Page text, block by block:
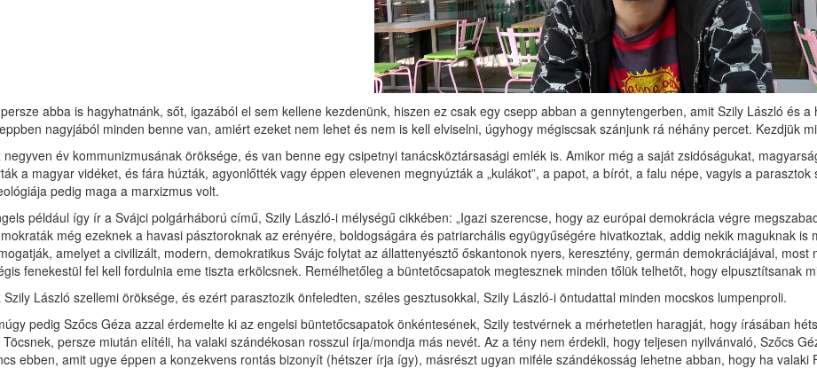
abba is hagyhatnánk, sőt, igazából el sem kellene kezdenünk, hiszen ez csak egy csepp abban a gennytengerben, amit Szily László és
nagyjából minden benne van, amiért ezeket nem lehet és nem is kell elviselni, úgyhogy mégiscsak szánjunk rá néhány percet. Kezdjük
negyven év kommunizmusának öröksége, és van benne egy csipetnyi tanácsköztársasági emlék is. Amikor még a saját zsidóságukat,
a magyar vidéket, és fára húzták, agyonlőtték vagy éppen elevenen megnyúzták a „kulákot”, a papot, a bírót, a falu népe, vagyis a
pedig maga a marxizmus volt.
például így ír a Svájci polgárháború című, Szily László-i mélységű cikkében: „Igazi szerencse, hogy az európai demokrácia végre
még ezeknek a havasi pásztoroknak az erényére, boldogságára és patriarchális együgyűségére hivatkoztak, addig nekik maguknak
amelyet a civilizált, modern, demokratikus Svájc folytat az állattenyésztő őskantonok nyers, keresztény, germán demokráciájával,
fenekestül fel kell fordulnia eme tiszta erkölcsnek. Remélhetőleg a büntetőcsapatok megtesznek minden tőlük telhetőt, hogy elpusztítsanak
Szily László szellemi öröksége, és ezért parasztozik önfeledten, széles gesztusokkal, Szily László-i öntudattal minden mocskos lumpenproli.
pedig Szőcs Géza azzal érdemelte ki az engelsi büntetőcsapatok önkéntesének, Szily testvérnek a mérhetetlen haragját, hogy írásában
Töcsnek, persze miután elítéli, ha valaki szándékosan rosszul írja/mondja más nevét. Az a tény nem érdekli, hogy teljesen nyilvánvaló, Szőcs
ebben, amit ugye éppen a konzekvens rontás bizonyít (hétszer írja így), másrészt ugyan miféle szándékosság lehetne abban, hogy ha valaki